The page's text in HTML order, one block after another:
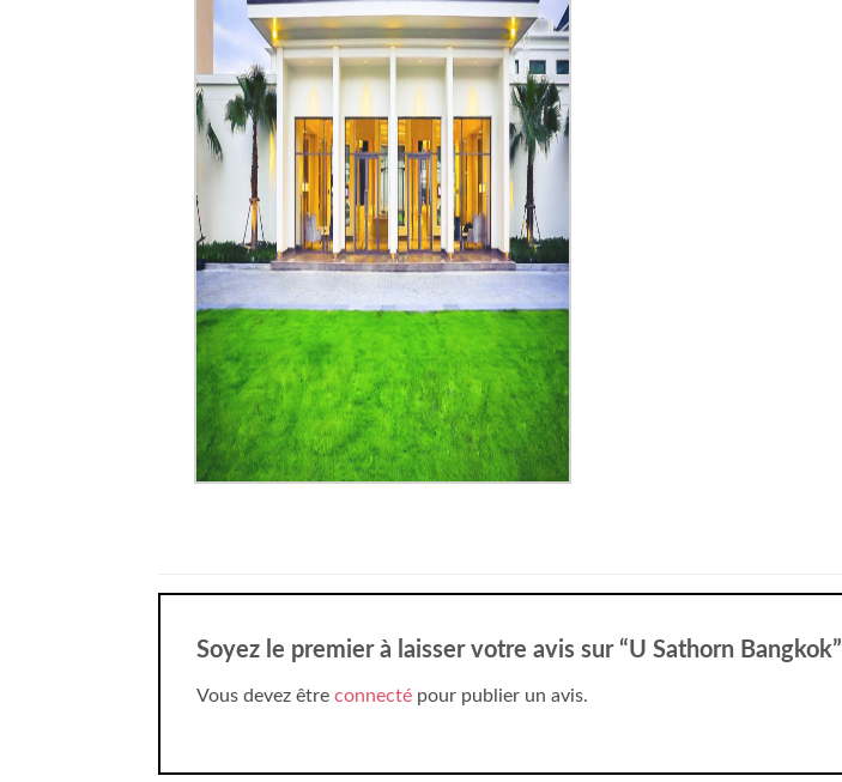
Soyez le premier à laisser votre avis sur “U Sathorn Bangkok”
Vous devez être connecté pour publier un avis.